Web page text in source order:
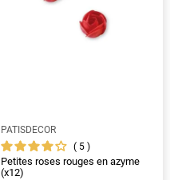
PATISDECOR
5
Petites roses rouges en azyme
(x12)